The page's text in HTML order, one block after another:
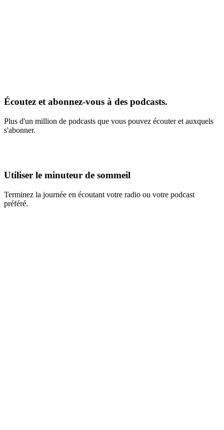
Écoutez et abonnez-vous à des podcasts.
Plus d'un million de podcasts que vous pouvez écouter et auxquels
s'abonner.
Utiliser le minuteur de sommeil
Terminez la journée en écoutant votre radio ou votre podcast
préféré.